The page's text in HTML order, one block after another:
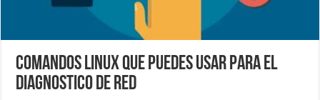
Comandos Linux que puedes usar para el
diagnostico de red